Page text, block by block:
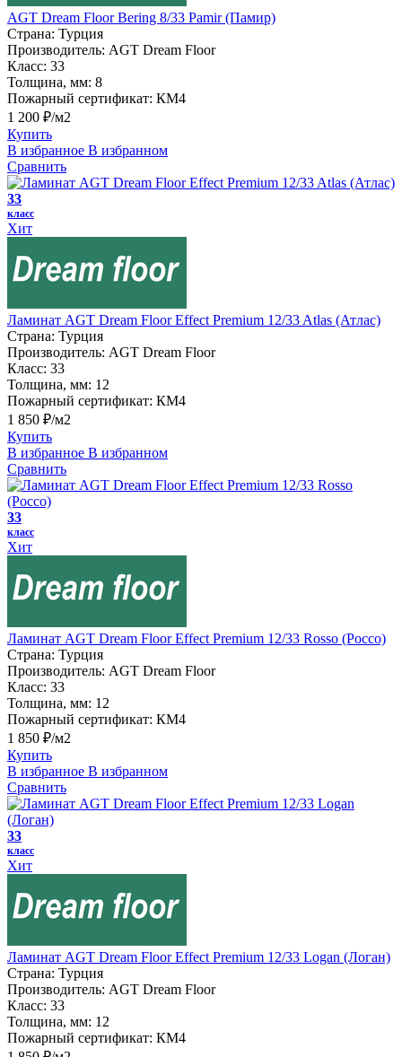
AGT Dream Floor Bering 8/33 Pamir (Памир)
Страна: Турция
Производитель: AGT Dream Floor
Класс: 33
Толщина, мм: 8
Пожарный сертификат: КМ4
1 200 ₽/м2
Купить
В избранное В избранном
Сравнить
33
класс
Хит
Ламинат AGT Dream Floor Effect Premium 12/33 Atlas (Атлас)
Страна: Турция
Производитель: AGT Dream Floor
Класс: 33
Толщина, мм: 12
Пожарный сертификат: КМ4
1 850 ₽/м2
Купить
В избранное В избранном
Сравнить
33
класс
Хит
Ламинат AGT Dream Floor Effect Premium 12/33 Rosso (Россо)
Страна: Турция
Производитель: AGT Dream Floor
Класс: 33
Толщина, мм: 12
Пожарный сертификат: КМ4
1 850 ₽/м2
Купить
В избранное В избранном
Сравнить
33
класс
Хит
Ламинат AGT Dream Floor Effect Premium 12/33 Logan (Логан)
Страна: Турция
Производитель: AGT Dream Floor
Класс: 33
Толщина, мм: 12
Пожарный сертификат: КМ4